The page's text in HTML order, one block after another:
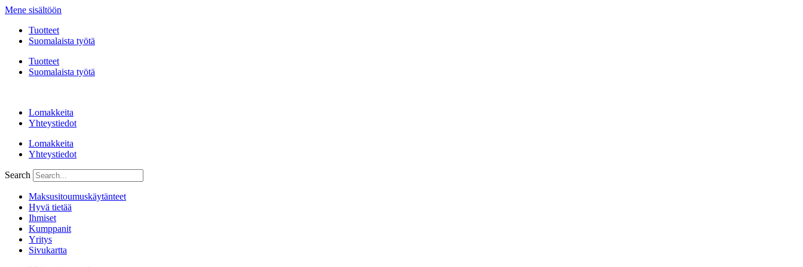
Mene sisältöön
Tuotteet
Suomalaista työtä
Tuotteet
Suomalaista työtä
Lomakkeita
Yhteystiedot
Lomakkeita
Yhteystiedot
Search
Maksusitoumuskäytänteet
Hyvä tietää
Ihmiset
Kumppanit
Yritys
Sivukartta